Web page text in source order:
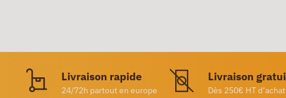
Livraison rapide
24/72h partout en europe
Livraison
Dès 250€ HT d’achat